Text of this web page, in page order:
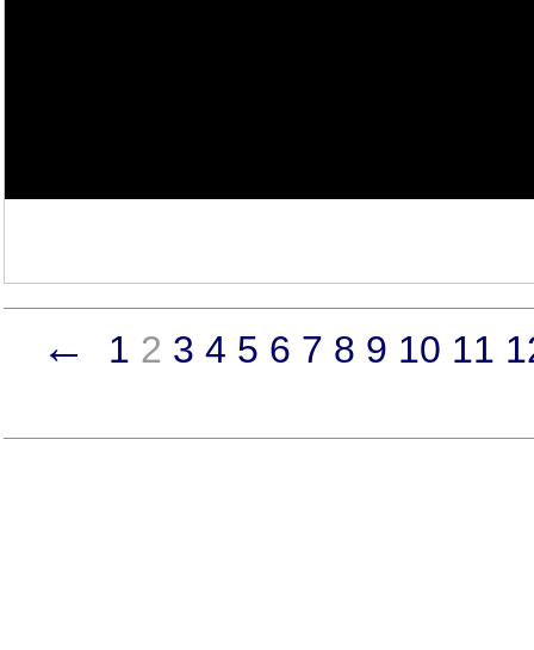
← 1 2 3 4 5 6 7 8 9 10 11